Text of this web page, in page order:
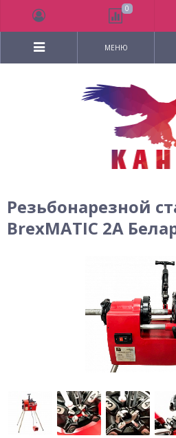
МЕНЮ
Резьбонарезной
BrexMATIC 2A
0